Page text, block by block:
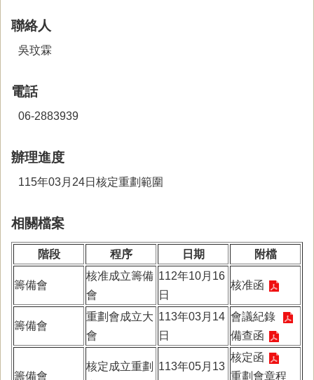
聯絡人
吳玟霖
電話
06-2883939
辦理進度
115年03月24日核定重劃範圍
相關檔案
階段 程序 日期 附檔
籌備會
核准成立籌備
會
112年10月16
日
核准函
籌備會
重劃會成立大
會
113年03月14
日
會議紀錄
備查函
籌備會
核定成立重劃
113年05月13
核定函
重劃會章程